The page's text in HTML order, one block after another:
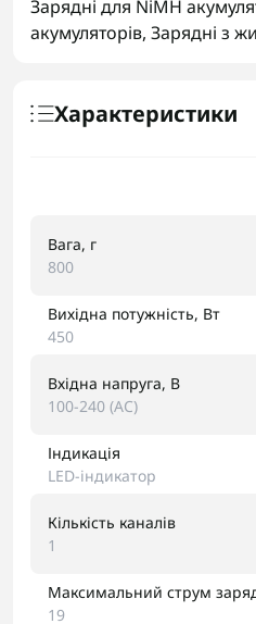
Зарядні для NiMH
акумуляторів, Зарядні з
Характеристики
Вага, г
800
Вихідна потужність, Вт
450
Вхідна напруга, В
100-240 (AC)
Індикація
LED-індикатор
Кількість каналів
1
Максимальний струм
19